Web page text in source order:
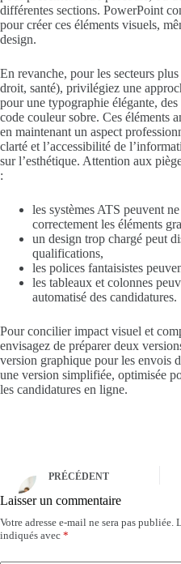
différentes sections. PowerPoint
pour créer ces éléments visuels,
design.
En revanche, pour les secteurs
droit, santé), privilégiez une
pour une typographie élégante,
code couleur sobre. Ces éléments
en maintenant un aspect
clarté et l’accessibilité de
sur l’esthétique. Attention aux
:
les systèmes ATS peuvent
correctement les éléments
un design trop chargé peut
qualifications,
les polices fantaisistes
les tableaux et colonnes
automatisé des candidatures.
Pour concilier impact visuel et
envisagez de préparer deux
version graphique pour les envois
une version simplifiée, optimisée
les candidatures en ligne.
PRÉCÉDENT
Laisser un commentaire
Votre adresse e-mail ne sera pas publiée.
indiqués avec *
A
l